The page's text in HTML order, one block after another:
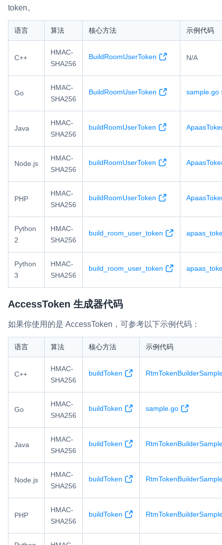
token。
语言 算法 核心方法 示例代码
C++
HMAC-
SHA256
BuildRoomUserToken N/A
Go
HMAC-
SHA256
BuildRoomUserToken sample.go
Java
HMAC-
SHA256
buildRoomUserToken
Node.js
HMAC-
SHA256
buildRoomUserToken
PHP
HMAC-
SHA256
buildRoomUserToken
Python
2
HMAC-
SHA256
build_room_user_token
Python
3
HMAC-
SHA256
build_room_user_token
AccessToken 生成器代码
如果你使用的是 AccessToken，可参考以下示例代码：
语言 算法 核心方法 示例代码
C++
HMAC-
SHA256
buildToken
Go
HMAC-
SHA256
buildToken sample.go
Java
HMAC-
SHA256
buildToken
Node.js
HMAC-
SHA256
buildToken
PHP
HMAC-
SHA256
buildToken